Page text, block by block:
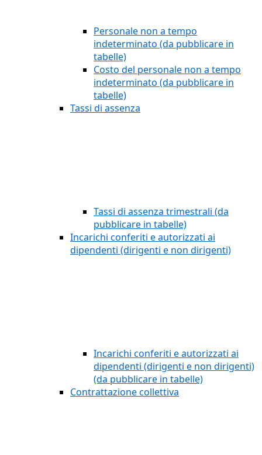
Personale non a tempo
indeterminato (da pubblicare in
tabelle)
Costo del personale non a tempo
indeterminato (da pubblicare in
tabelle)
Tassi di assenza
Tassi di assenza trimestrali (da
pubblicare in tabelle)
Incarichi conferiti e autorizzati ai
dipendenti (dirigenti e non dirigenti)
Incarichi conferiti e autorizzati ai
dipendenti (dirigenti e non dirigenti)
(da pubblicare in tabelle)
Contrattazione collettiva